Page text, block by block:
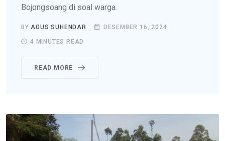
Bojongsoang di soal warga.
BYAGUS SUHENDAR DESEMBER 16, 2024
4 MINUTES READ
READ MORE